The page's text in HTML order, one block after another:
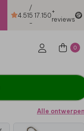
4.51
/
5
-
17.150+
reviews
0
Alle ontwerpen